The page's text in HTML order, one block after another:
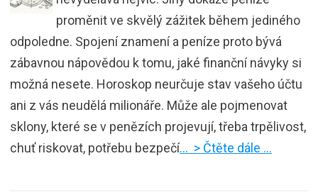
proměnit ve skvělý zážitek během jediného
odpoledne. Spojení znamení a peníze proto bývá
zábavnou nápovědou k tomu, jaké finanční návyky si
možná nesete. Horoskop neurčuje stav vašeho účtu
ani z vás neudělá milionáře. Může ale pojmenovat
sklony, které se v penězích projevují, třeba trpělivost,
chuť riskovat, potřebu bezpečí… > Čtěte dále …